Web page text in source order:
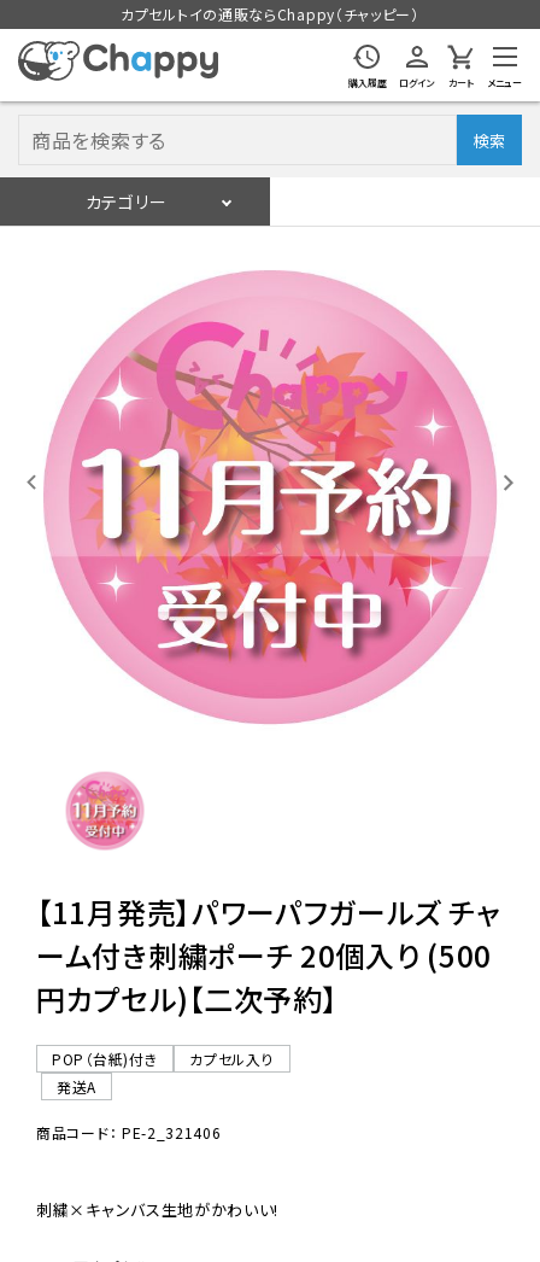
カプセルトイの通販ならChappy（チャッピー）
購入履歴 ログイン カート メニュー
検索
カテゴリー
入荷スケジュールをチェック
カプセルトイマシン本体
カプセルトイ
販促用空カプセル
レンタル
景品・玩具・文具
販促用カプセルトイ
ご利用ガイド
06-6282-7659
【11月発売】パワーパフガールズ チャ
ーム付き刺繍ポーチ 20個入り (500
円カプセル)【二次予約】
POP（台紙)付き
カプセル入り
発送A
商品コード： PE-2_321406
刺繍×キャンバス生地がかわいい!